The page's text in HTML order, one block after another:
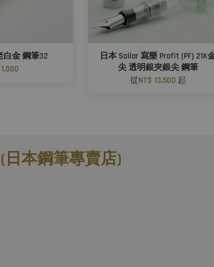
白金 鋼筆32
日本 Sailor 寫樂 Profit (PF) 21K
尖 透明銀夾銀尖 鋼筆
從NT$ 13,500 起
本鋼筆專賣店)